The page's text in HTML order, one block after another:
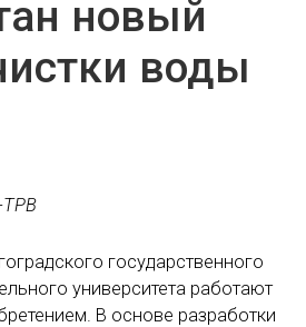
новый
воды
ТРВ
государственного
университета работают
В основе разработки